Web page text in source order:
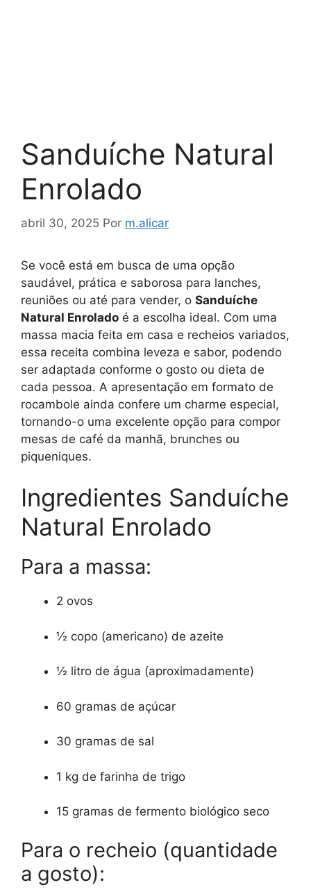
Sanduíche Natural
Enrolado
abril 30, 2025 Por m.alicar
Se você está em busca de uma opção
saudável, prática e saborosa para lanches,
reuniões ou até para vender, o Sanduíche
Natural Enrolado é a escolha ideal. Com uma
massa macia feita em casa e recheios variados,
essa receita combina leveza e sabor, podendo
ser adaptada conforme o gosto ou dieta de
cada pessoa. A apresentação em formato de
rocambole ainda confere um charme especial,
tornando-o uma excelente opção para compor
mesas de café da manhã, brunches ou
piqueniques.
Ingredientes Sanduíche
Natural Enrolado
Para a massa:
2 ovos
½ copo (americano) de azeite
½ litro de água (aproximadamente)
60 gramas de açúcar
30 gramas de sal
1 kg de farinha de trigo
15 gramas de fermento biológico seco
Para o recheio (quantidade
a gosto):